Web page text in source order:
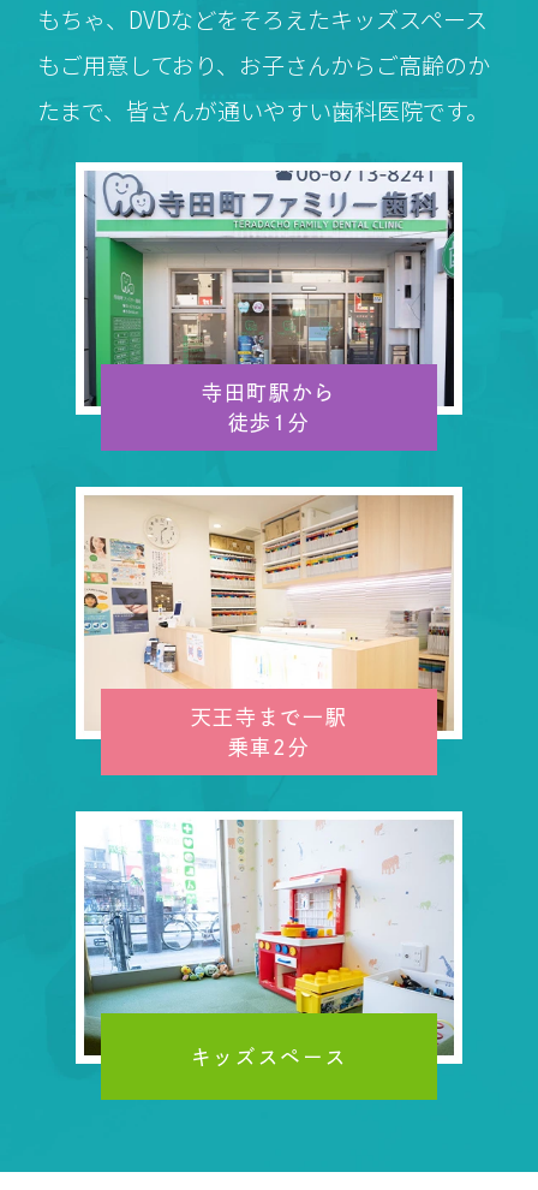
もちゃ、DVDなどをそろえたキッズスペース
もご用意しており、 お子さんからご高齢のか
たまで、皆さんが通いやすい歯科医院です。
寺田町駅から
徒歩1分
天王寺まで一駅
乗車2分
キッズスペース